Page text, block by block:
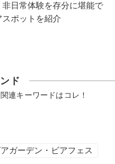
非日常体験を存分に堪能で
ポットを紹介
ド
連キーワードはコレ！
アガーデン・ビアフェス